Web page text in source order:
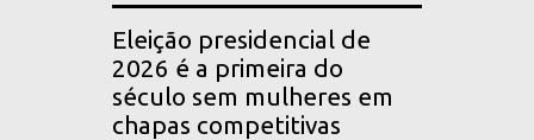
Eleição presidencial de
2026 é a primeira do
século sem mulheres em
chapas competitivas